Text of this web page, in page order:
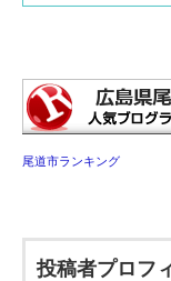
尾道市ランキング
投稿者プロフ